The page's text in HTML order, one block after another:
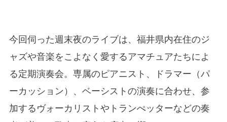
今回伺った週末夜のライブは、福井県内在住のジ
ャズや音楽をこよなく愛するアマチュアたちによ
る定期演奏会。専属のピアニスト、ドラマー（パ
ーカッション）、ベーシストの演奏に合わせ、参
加するヴォーカリストやトランぺッターなどの奏